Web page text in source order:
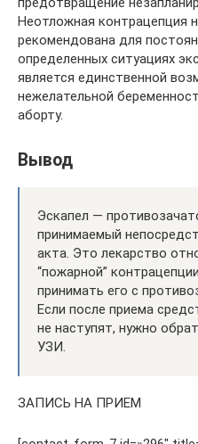
Неотложная контрацепция
рекомендована для
определенных ситуациях
является единственной
нежелательной
аборту.
Вывод
Эскапел —
принимаемый
акта. Это лекарство
“пожарной”
принимать его с
Если после приема
не наступят, нужно
УЗИ.
ЗАПИСЬ НА ПРИЕМ